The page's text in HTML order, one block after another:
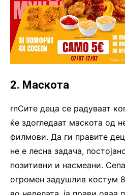
2. Маскота
rnСите деца се радуваат
ќе здогледаат маскота од
филмови. Да ги правите
не е лесна задача,
позитивни и насмеани.
огромен задушлив костум